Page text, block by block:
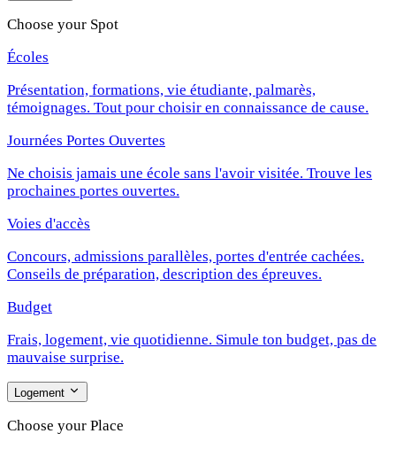
Choose your Spot
Écoles
Présentation, formations, vie étudiante, palmarès,
témoignages. Tout pour choisir en connaissance de cause.
Journées Portes Ouvertes
Ne choisis jamais une école sans l'avoir visitée. Trouve les
prochaines portes ouvertes.
Voies d'accès
Concours, admissions parallèles, portes d'entrée cachées.
Conseils de préparation, description des épreuves.
Budget
Frais, logement, vie quotidienne. Simule ton budget, pas de
mauvaise surprise.
Logement
Choose your Place